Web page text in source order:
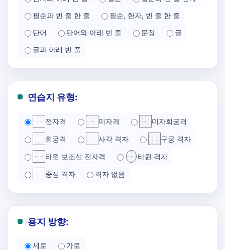
필순과 빈 줄 한 줄
필순, 한자, 빈 줄 한 줄
단어
단어와 아래 빈 줄 문장
글
글과 아래 빈 줄
연습지 유형:
전자격 미자격 미자회궁격
회궁격 사각 격자 구궁 격자
타원 보조선 전자격 타원 격자
중심 격자 격자 없음
용지 방향:
세로 가로